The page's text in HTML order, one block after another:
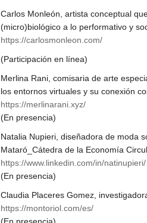
Carlos Monleón, artista conceptual
(micro)biológico a lo performativo y
https://carlosmonleon.com/
(Participación en línea)
Merlina Rani, comisaria de arte
los entornos virtuales y su conexión
https://merlinarani.xyz/
(En presencia)
Natalia Nupieri, diseñadora de moda
Mataró_Cátedra de la Economía
https://www.linkedin.com/in/natinupieri/
(En presencia)
Claudia Placeres Gomez,
https://montoriol.com/es/